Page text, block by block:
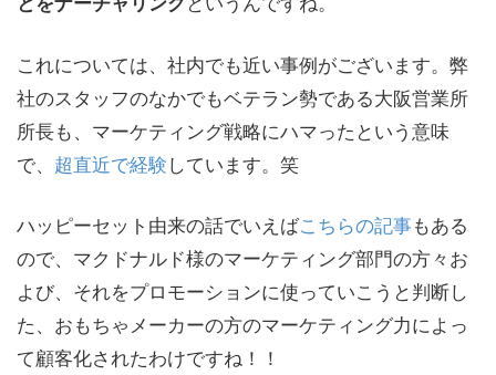
これについては、社内でも近い事例がございます。弊
社のスタッフのなかでもベテラン勢である大阪営業所
所長も、マーケティング戦略にハマったという意味
で、 超直近で経験しています。笑
ハッピーセット由来の話でいえばこちらの記事もある
ので、マクドナルド様のマーケティング部門の方々お
よび、それをプロモーションに使っていこうと判断し
た、おもちゃメーカーの方のマーケティング力によっ
て顧客化されたわけですね！！